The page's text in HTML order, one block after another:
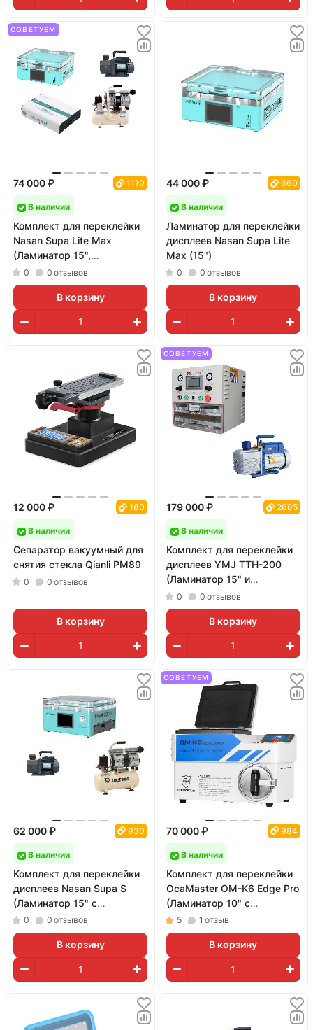
СОВЕТУЕМ
74 000 ₽ 1110
В наличии
Комплект для переклейки
Nasan Supa Lite Max
(Ламинатор 15",
барокамера B6 Max, помпа
RS2,компрессор)
0 0 отзывов
В корзину
44 000 ₽ 660
В наличии
Ламинатор для переклейки
дисплеев Nasan Supa Lite
Max (15")
0 0 отзывов
В корзину
12 000 ₽ 180
В наличии
Сепаратор вакуумный для
снятия стекла Qianli PM89
0 0 отзывов
В корзину
СОВЕТУЕМ
179 000 ₽ 2685
В наличии
Комплект для переклейки
дисплеев YMJ TTH-200
(Ламинатор 15" и
двухступенчатая помпа)
0 0 отзывов
В корзину
62 000 ₽ 930
В наличии
Комплект для переклейки
дисплеев Nasan Supa S
(Ламинатор 15" c
барокамерой, компрессор
и помпа RS2)
0 0 отзывов
В корзину
СОВЕТУЕМ
70 000 ₽ 984
В наличии
Комплект для переклейки
OcaMaster OM-K6 Edge Pro
(Ламинатор 10" с
барокамерой и помпа)
5 1 отзыв
В корзину